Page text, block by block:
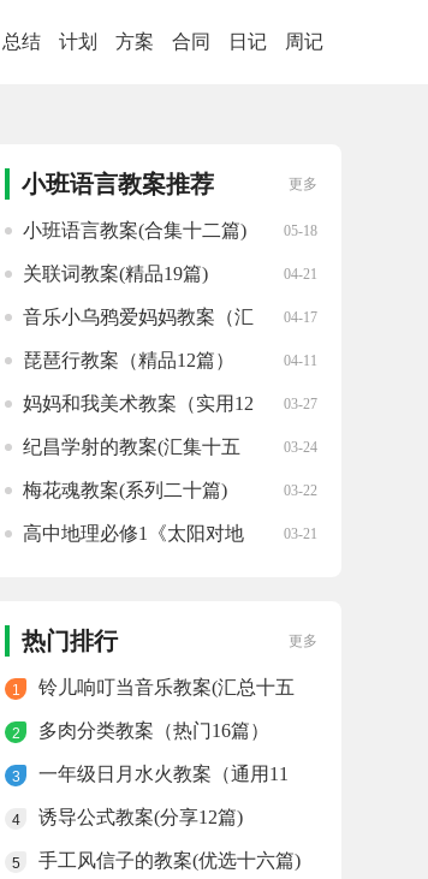
总结 计划 方案 合同 日记 周记
小班语言教案推荐 更多
小班语言教案(合集十二篇) 05-18
关联词教案(精品19篇) 04-21
音乐小乌鸦爱妈妈教案（汇
04-17
琵琶行教案（精品12篇） 04-11
妈妈和我美术教案（实用12
03-27
纪昌学射的教案(汇集十五
03-24
梅花魂教案(系列二十篇) 03-22
高中地理必修1《太阳对地
03-21
热门排行 更多
1
铃儿响叮当音乐教案(汇总十五
2 多肉分类教案（热门16篇）
3
一年级日月水火教案（通用11
4 诱导公式教案(分享12篇)
5 手工风信子的教案(优选十六篇)